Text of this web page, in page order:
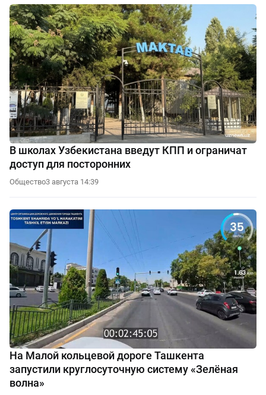
В школах Узбекистана введут КПП и ограничат
доступ для посторонних
Общество3 августа 14:39
На Малой кольцевой дороге Ташкента
запустили круглосуточную систему «Зелёная
волна»